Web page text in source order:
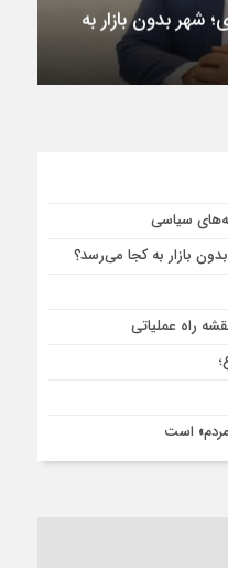
بدون بازار به
سیاسی
بازار به کجا می‌رسد؟
راه عملیاتی
است